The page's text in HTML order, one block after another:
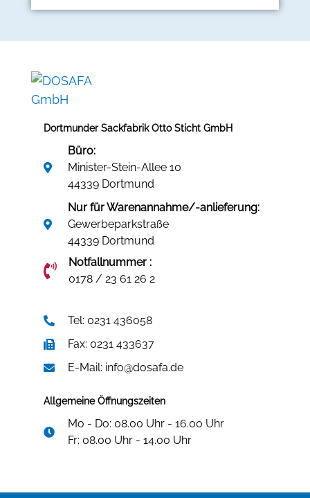
Dortmunder Sackfabrik Otto Sticht GmbH
Büro:
Minister-Stein-Allee 10
44339 Dortmund
Nur für Warenannahme/-anlieferung:
Gewerbeparkstraße
44339 Dortmund
Notfallnummer :
0178 / 23 61 26 2
Tel: 0231 436058
Fax: 0231 433637
E-Mail: info@dosafa.de
Allgemeine Öffnungszeiten
Mo - Do: 08.00 Uhr - 16.00 Uhr
Fr: 08.00 Uhr - 14.00 Uhr